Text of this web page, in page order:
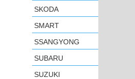
SKODA
SMART
SSANGYONG
SUBARU
SUZUKI